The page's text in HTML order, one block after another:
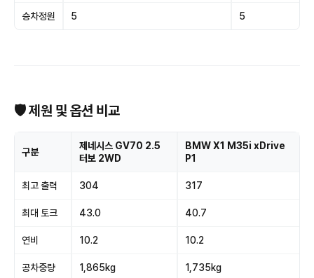
승차정원 5 5
🛡 제원 및 옵션 비교
구분
제네시스 GV70 2.5
터보 2WD
BMW X1 M35i xDrive
P1
최고 출력 304 317
최대 토크 43.0 40.7
연비 10.2 10.2
공차중량 1,865kg 1,735kg